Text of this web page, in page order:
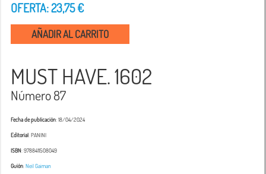
OFERTA: 23,75 €
AÑADIR AL CARRITO
MUST HAVE. 1602
Número 87
Fecha de publicación: 18/04/2024
Editorial: PANINI
ISBN: 9788411508049
Guión:Neil Gaiman